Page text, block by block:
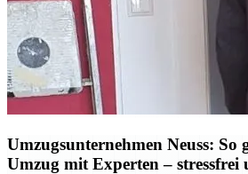
Umzugsunternehmen Neuss: So
Umzug mit Experten – stressfrei